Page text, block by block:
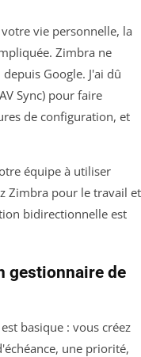
vie personnelle, la
Zimbra ne
Google. J'ai dû
Sync) pour faire
de configuration, et
équipe à utiliser
Zimbra pour le travail et
bidirectionnelle est
gestionnaire de
basique : vous créez
une priorité,